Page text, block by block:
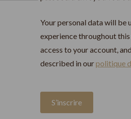
Your personal data will be
experience throughout
access to your account,
described in ourpolitique
S’inscrire